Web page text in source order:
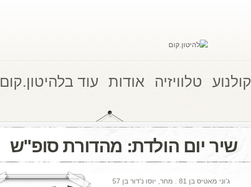
קולנוע טלוויזיה אודות עוד בלהיטון.קום
שיר יום הולדת: מהדורת סופ"ש
ג'וני מאטיס בן 81 . מחר, יוסו נ'דור בן 57